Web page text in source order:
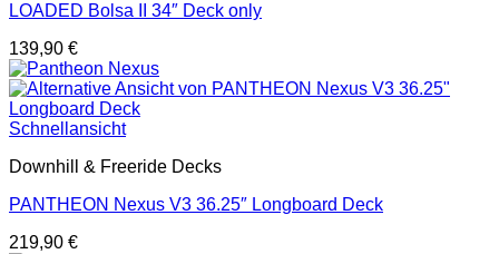
LOADED Bolsa II 34″ Deck only
139,90 €
Schnellansicht
Downhill & Freeride Decks
PANTHEON Nexus V3 36.25″ Longboard Deck
219,90 €